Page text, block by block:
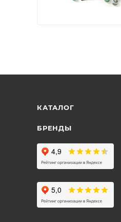
КАТАЛОГ
БРЕНДЫ